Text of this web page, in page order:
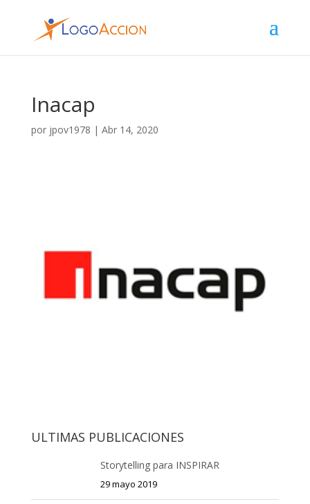
Inacap
por jpov1978 | Abr 14, 2020
ULTIMAS PUBLICACIONES
Storytelling para INSPIRAR
29 mayo 2019